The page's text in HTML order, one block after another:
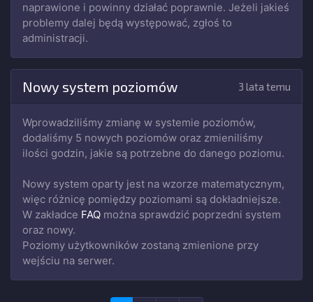
naprawione i powinny działać poprawnie. Jeżeli jakieś
problemy dalej będą występować, zgłoś to
administracji.
Nowy system poziomów 3 lata temu
Wprowadziliśmy zmianę w systemie poziomów,
dodaliśmy 5 nowych poziomów oraz zmieniliśmy
ilości godzin, jakie są potrzebne do danego poziomu.
Nowy system oparty jest na wzorze matematycznym,
więc różnicę pomiędzy poziomami są dokładniejsze.
W zakładce FAQ można sprawdzić poprzedni system
oraz nowy.
Poziomy użytkowników zostaną zmienione przy
wejściu na serwer.